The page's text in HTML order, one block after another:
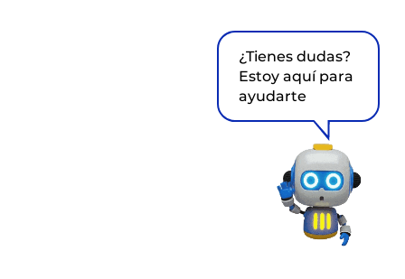
¿Tienes dudas?
Estoy aquí para
ayudarte